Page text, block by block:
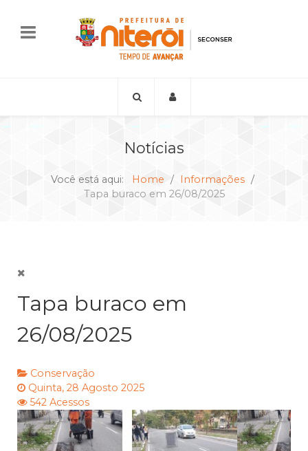
Notícias
Você está aqui: Home
Informações
Tapa buraco em 26/08/2025
Tapa buraco em
26/08/2025
Conservação
Quinta, 28 Agosto 2025
542 Acessos